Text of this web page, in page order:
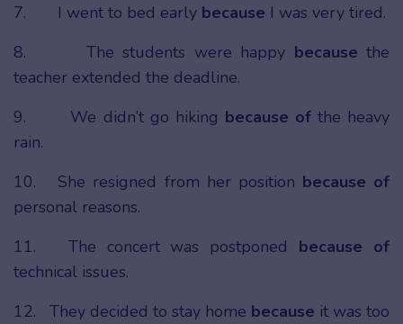
7. I went to bed early because I was very tired.
8. The students were happy because the
teacher extended the deadline.
9. We didn’t go hiking because ofthe heavy
rain.
10. She resigned from her position because of
personal reasons.
11. The concert was postponed because of
technical issues.
12. They decided to stay home because it was too